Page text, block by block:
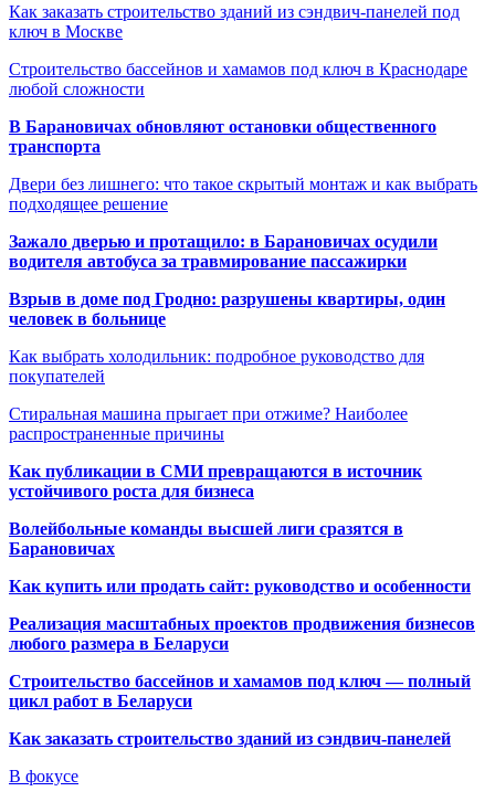
Как заказать строительство зданий из сэндвич-панелей под
ключ в Москве
Строительство бассейнов и хамамов под ключ в Краснодаре
любой сложности
В Барановичах обновляют остановки общественного
транспорта
Двери без лишнего: что такое скрытый монтаж и как выбрать
подходящее решение
Зажало дверью и протащило: в Барановичах осудили
водителя автобуса за травмирование пассажирки
Взрыв в доме под Гродно: разрушены квартиры, один
человек в больнице
Как выбрать холодильник: подробное руководство для
покупателей
Стиральная машина прыгает при отжиме? Наиболее
распространенные причины
Как публикации в СМИ превращаются в источник
устойчивого роста для бизнеса
Волейбольные команды высшей лиги сразятся в
Барановичах
Как купить или продать сайт: руководство и особенности
Реализация масштабных проектов продвижения бизнесов
любого размера в Беларуси
Строительство бассейнов и хамамов под ключ — полный
цикл работ в Беларуси
Как заказать строительство зданий из сэндвич-панелей
В фокусе